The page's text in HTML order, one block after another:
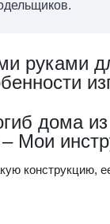
руками
дома
– Мои
конструкцию,